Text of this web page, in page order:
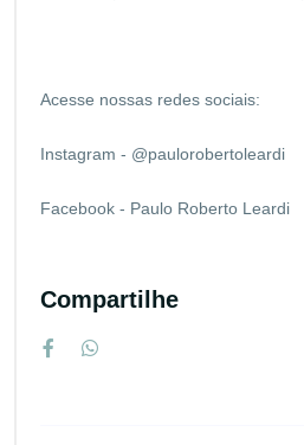
Acesse nossas redes sociais:
Instagram - @paulorobertoleardi
Facebook - Paulo Roberto Leardi
Compartilhe